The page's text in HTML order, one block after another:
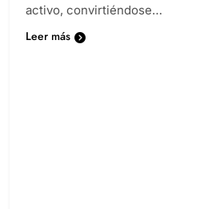
activo, convirtiéndose…
Leer más